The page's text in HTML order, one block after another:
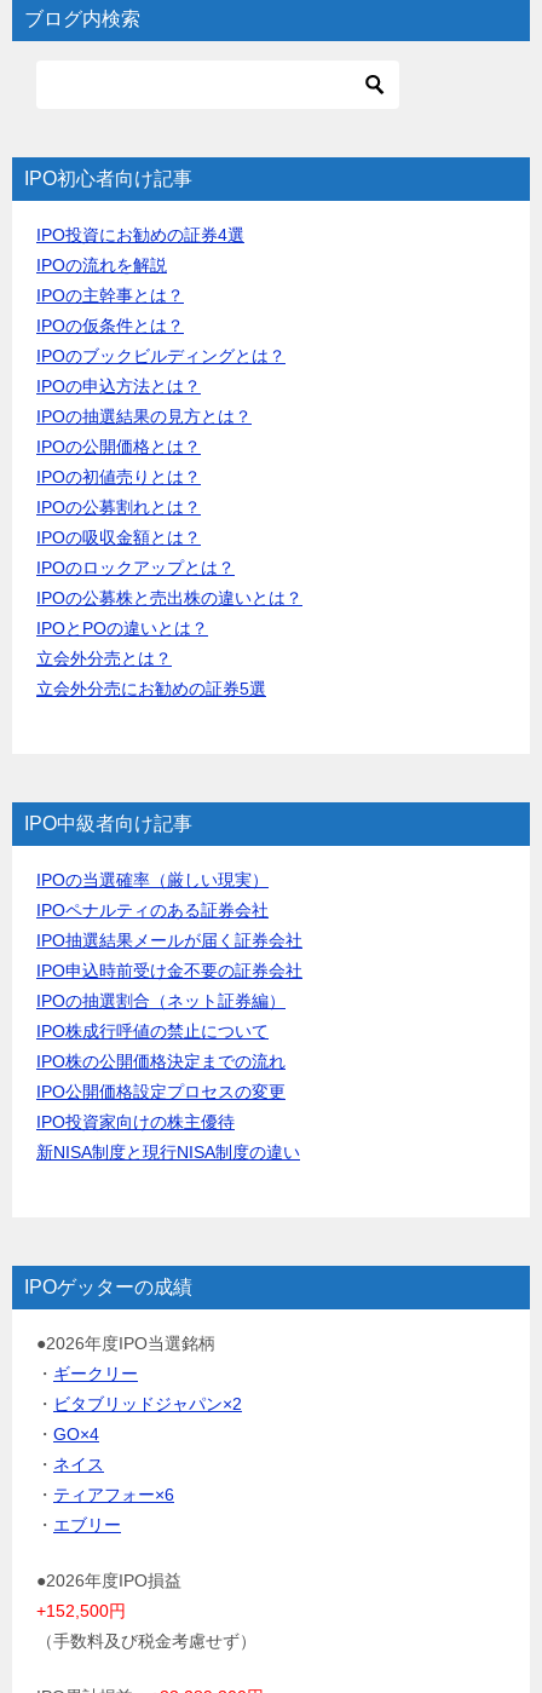
ブログ内検索
IPO初心者向け記事
IPO投資にお勧めの証券4選
IPOの流れを解説
IPOの主幹事とは？
IPOの仮条件とは？
IPOのブックビルディングとは？
IPOの申込方法とは？
IPOの抽選結果の見方とは？
IPOの公開価格とは？
IPOの初値売りとは？
IPOの公募割れとは？
IPOの吸収金額とは？
IPOのロックアップとは？
IPOの公募株と売出株の違いとは？
IPOとPOの違いとは？
立会外分売とは？
立会外分売にお勧めの証券5選
IPO中級者向け記事
IPOの当選確率（厳しい現実）
IPOペナルティのある証券会社
IPO抽選結果メールが届く証券会社
IPO申込時前受け金不要の証券会社
IPOの抽選割合（ネット証券編）
IPO株成行呼値の禁止について
IPO株の公開価格決定までの流れ
IPO公開価格設定プロセスの変更
IPO投資家向けの株主優待
新NISA制度と現行NISA制度の違い
IPOゲッターの成績
●2026年度IPO当選銘柄
・ ギークリー
・ ビタブリッドジャパン×2
・ GO×4
・ ネイス
・ ティアフォー×6
・ エブリー
●2026年度IPO損益
+152,500円
（手数料及び税金考慮せず）